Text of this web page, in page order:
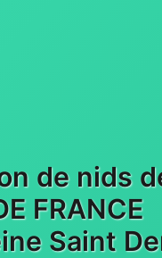
de nids
FRANCE
Saint